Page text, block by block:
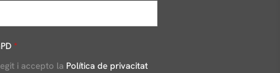
*
i accepto la Política de privacitat